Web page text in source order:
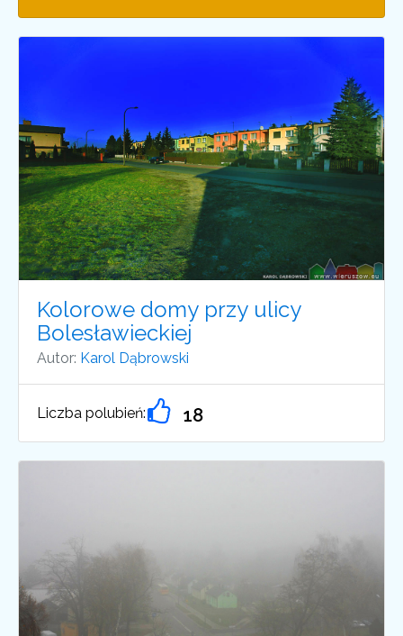
Kolorowe domy przy ulicy
Bolesławieckiej
Autor: Karol Dąbrowski
Liczba polubień: 18